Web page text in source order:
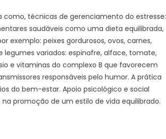
técnicas de gerenciamento do estresse:
saudáveis como uma dieta equilibrada,
exemplo: peixes gordurosos, ovos, carnes,
variados: espinafre, alface, tomate,
e vitaminas do complexo B que favorecem
responsáveis pelo humor. A prática
do bem-estar. Apoio psicológico e social
promoção de um estilo de vida equilibrado.